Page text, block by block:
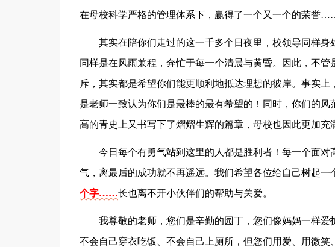
在母校科学严格的管理体系下，赢得了一个又一个的荣誉
其实在陪你们走过的这一千多个日夜里，校领导同样
同样是在风雨兼程，奔忙于每一个清晨与黄昏。因此，不管
斥，其实都是希望你们能更顺利地抵达理想的彼岸。事实
是老师一致认为你们是最棒的最有希望的！同时，你们的
高的青史上又书写下了熠熠生辉的篇章，母校也因此更加充
今日每个有勇气站到这里的人都是胜利者！每一个面
气，离最后的成功就不再遥远。我们希望各位给自己树起一
个字……长也离不开小伙伴们的帮助与关爱。
我尊敬的老师，您们是辛勤的园丁，您们像妈妈一样
不会自己穿衣吃饭、不会自己上厕所，但您们用爱、用微